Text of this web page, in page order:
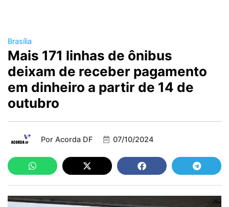
Brasília
Mais 171 linhas de ônibus
deixam de receber pagamento
em dinheiro a partir de 14 de
outubro
Por Acorda DF 07/10/2024